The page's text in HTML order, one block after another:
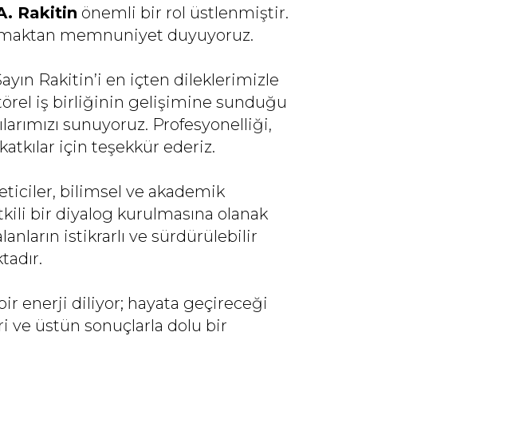
Rakitin önemli bir rol üstlenmiştir.
memnuniyet duyuyoruz.
Rakitin’i en içten dileklerimizle
iş birliğinin gelişimine sunduğu
sunuyoruz. Profesyonelliği,
için teşekkür ederiz.
bilimsel ve akademik
bir diyalog kurulmasına olanak
istikrarlı ve sürdürülebilir
enerji diliyor; hayata geçireceği
ve üstün sonuçlarla dolu bir